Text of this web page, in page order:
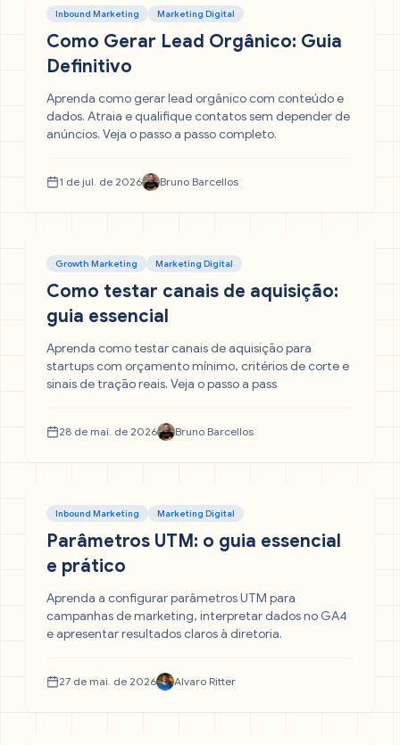
Inbound Marketing Marketing Digital
Como Gerar Lead Orgânico: Guia
Definitivo
Aprenda como gerar lead orgânico com conteúdo e
dados. Atraia e qualifique contatos sem depender de
anúncios. Veja o passo a passo completo.
1 de jul. de 2026 Bruno Barcellos
Growth Marketing Marketing Digital
Como testar canais de aquisição:
guia essencial
Aprenda como testar canais de aquisição para
startups com orçamento mínimo, critérios de corte e
sinais de tração reais. Veja o passo a pass
28 de mai. de 2026 Bruno Barcellos
Inbound Marketing Marketing Digital
Parâmetros UTM: o guia essencial
e prático
Aprenda a configurar parâmetros UTM para
campanhas de marketing, interpretar dados no GA4
e apresentar resultados claros à diretoria.
27 de mai. de 2026 Alvaro Ritter